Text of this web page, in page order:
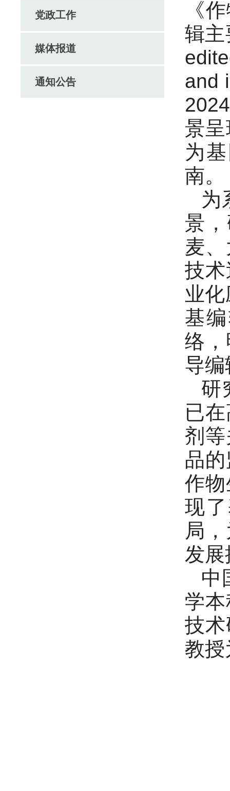
党政工作
媒体报道
通知公告
《
辑
and
景
为
南。
为
景
麦
技
业
基
络
导
研
已
剂
品
作
现
局
发
中
学
技
教授